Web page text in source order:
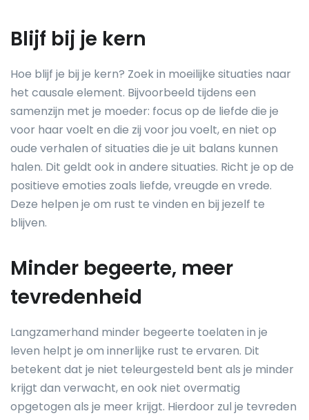
Blijf bij je kern
Hoe blijf je bij je kern? Zoek in moeilijke situaties naar
het causale element. Bijvoorbeeld tijdens een
samenzijn met je moeder: focus op de liefde die je
voor haar voelt en die zij voor jou voelt, en niet op
oude verhalen of situaties die je uit balans kunnen
halen. Dit geldt ook in andere situaties. Richt je op de
positieve emoties zoals liefde, vreugde en vrede.
Deze helpen je om rust te vinden en bij jezelf te
blijven.
Minder begeerte, meer
tevredenheid
Langzamerhand minder begeerte toelaten in je
leven helpt je om innerlijke rust te ervaren. Dit
betekent dat je niet teleurgesteld bent als je minder
krijgt dan verwacht, en ook niet overmatig
opgetogen als je meer krijgt. Hierdoor zul je tevreden